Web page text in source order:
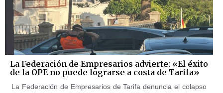
La Federación de Empresarios advierte: «El éxito
de la OPE no puede lograrse a costa de Tarifa»
La Federación de Empresarios de Tarifa denuncia el colapso